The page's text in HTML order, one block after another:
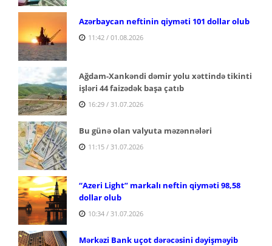
Azərbaycan neftinin qiyməti 101 dollar olub
11:42 / 01.08.2026
Ağdam-Xankəndi dəmir yolu xəttində tikinti
işləri 44 faizədək başa çatıb
16:29 / 31.07.2026
Bu günə olan valyuta məzənnələri
11:15 / 31.07.2026
“Azeri Light” markalı neftin qiyməti 98,58
dollar olub
10:34 / 31.07.2026
Mərkəzi Bank uçot dərəcəsini dəyişməyib